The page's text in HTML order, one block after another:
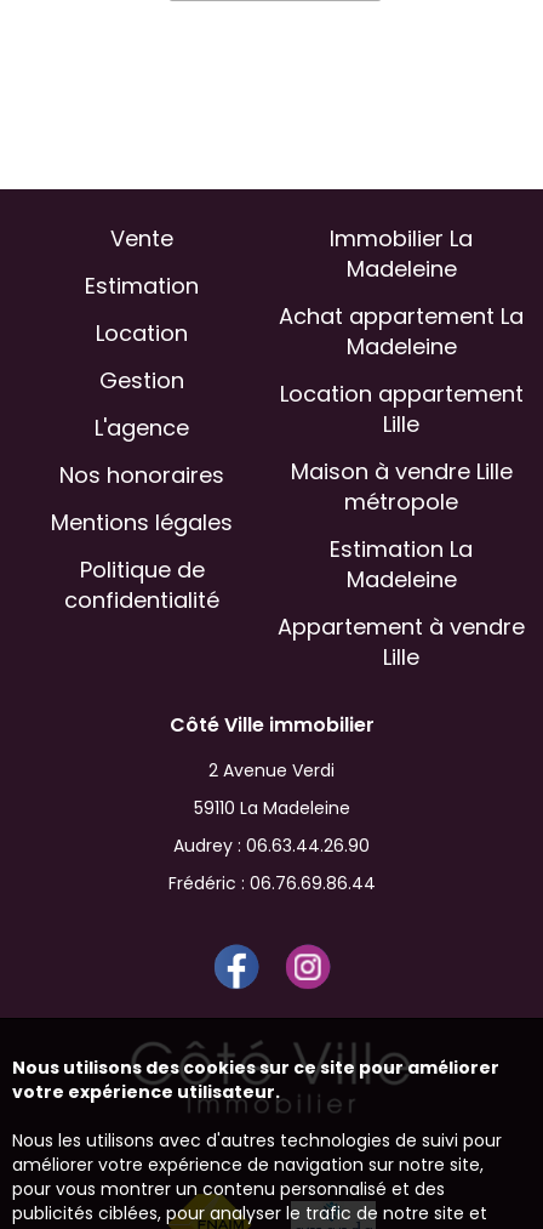
Vente
Estimation
Location
Gestion
L'agence
Nos honoraires
Mentions légales
Politique de
confidentialité
Immobilier La
Madeleine
Achat appartement La
Madeleine
Location appartement
Lille
Maison à vendre Lille
métropole
Estimation La
Madeleine
Appartement à vendre
Lille
Côté Ville immobilier
2 Avenue Verdi
59110 La Madeleine
Audrey : 06.63.44.26.90
Frédéric : 06.76.69.86.44
Nous utilisons des cookies sur ce site pour améliorer
votre expérience utilisateur.
Nous les utilisons avec d'autres technologies de suivi pour
améliorer votre expérience de navigation sur notre site,
pour vous montrer un contenu personnalisé et des
publicités ciblées, pour analyser le trafic de notre site et